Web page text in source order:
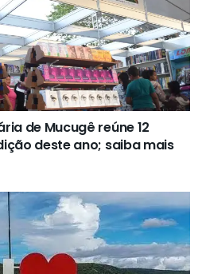
de Mucugê reúne 12
deste ano; saiba mais